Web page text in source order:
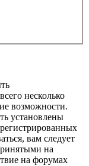
несколько
возможности.
установлены
вам следует
на
на форумах